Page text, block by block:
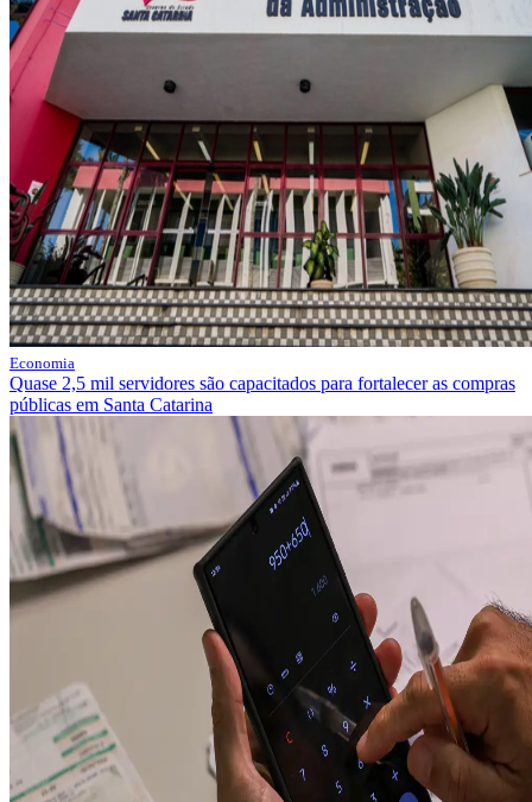
Economia
Quase 2,5 mil servidores são capacitados para fortalecer as compras
públicas em Santa Catarina